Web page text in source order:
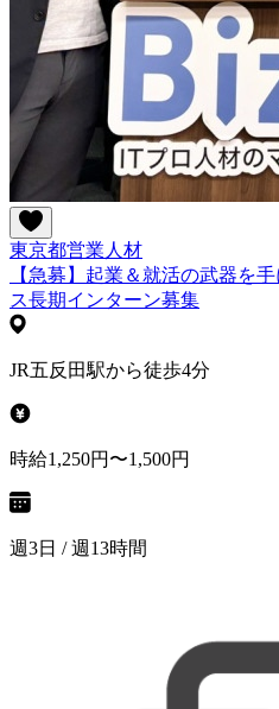
東京都営業 人材
【急募】起業＆就活の武器を
ス長期インターン募集
JR五反田駅から徒歩4分
時給1,250円〜1,500円
週3日 / 週13時間